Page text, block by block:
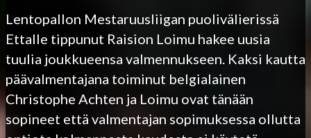
Lentopallon Mestaruusliigan puolivälierissä
Ettalle tippunut Raision Loimu hakee uusia
tuulia joukkueensa valmennukseen. Kaksi kautta
päävalmentajana toiminut belgialainen
Christophe Achten ja Loimu ovat tänään
sopineet että valmentajan sopimuksessa ollutta